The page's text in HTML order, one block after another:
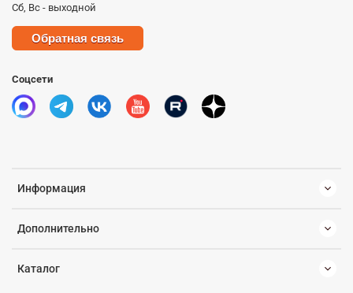
Информация
Дополнительно
Каталог
Сб, Вс - выходной
Обратная связь
Соцсети